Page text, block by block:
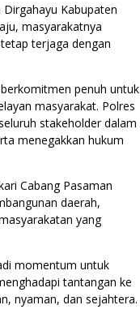
Kabupaten
masyarakatnya
terjaga dengan
penuh untuk
masyarakat. Polres
stakeholder dalam
menegakkan hukum
Cabang Pasaman
daerah,
yang
momentum untuk
tantangan ke
nyaman, dan sejahtera.